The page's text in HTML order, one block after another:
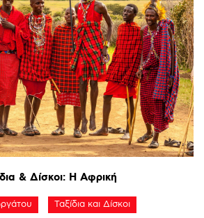
& Δίσκοι: Η Αφρική
Ταξίδια και Δίσκοι